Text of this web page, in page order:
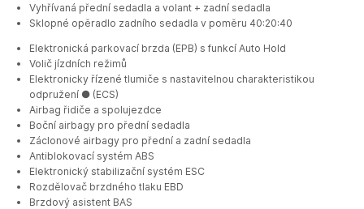
Vyhřívaná přední sedadla a volant + zadní sedadla
Sklopné opěradlo zadního sedadla v poměru 40:20:40
Elektronická parkovací brzda (EPB) s funkcí Auto Hold
Volič jízdních režimů
Elektronicky řízené tlumiče s nastavitelnou charakteristikou
odpružení ● (ECS)
Airbag řidiče a spolujezdce
Boční airbagy pro přední sedadla
Záclonové airbagy pro přední a zadní sedadla
Antiblokovací systém ABS
Elektronický stabilizační systém ESC
Rozdělovač brzdného tlaku EBD
Brzdový asistent BAS